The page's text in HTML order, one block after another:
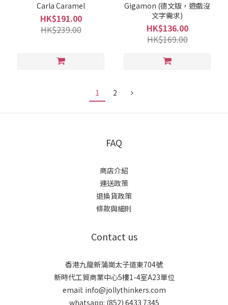
Carla Caramel
HK$191.00
HK$239.00
Gigamon (德文版，遊戲沒
文字需求)
HK$136.00
HK$169.00
1 2
FAQ
商店介紹
運送政策
退換貨政策
條款與細則
Contact us
香港九龍新蒲崗太子道東704號
新時代工貿商業中心5樓1-4室A23單位
email: info@jollythinkers.com
whatsapp: (852) 6433 7345